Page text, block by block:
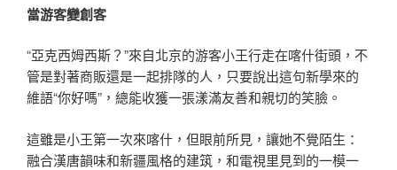
當游客變創客
“亞克西姆西斯？”來自北京的游客小王行走在喀什街頭，不
管是對著商販還是一起排隊的人，只要說出這句新學來的
維語“你好嗎”，總能收獲一張漾滿友善和親切的笑臉。
這雖是小王第一次來喀什，但眼前所見，讓她不覺陌生：
融合漢唐韻味和新疆風格的建筑，和電視里見到的一模一